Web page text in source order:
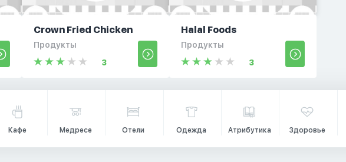
Crown Fried Chicken
Продукты
3
Halal Foods
Продукты
3
Кафе Медресе Отели Одежда Атрибутика Здоровье